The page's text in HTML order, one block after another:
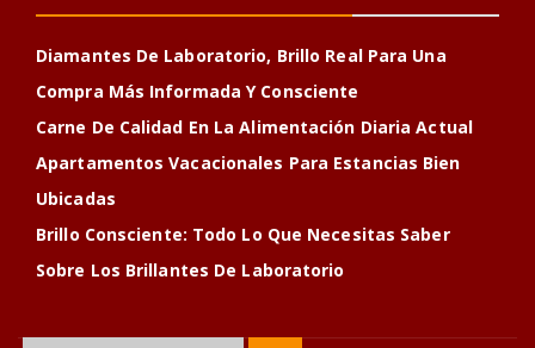
Diamantes De Laboratorio, Brillo Real Para Una
Compra Más Informada Y Consciente
Carne De Calidad En La Alimentación Diaria Actual
Apartamentos Vacacionales Para Estancias Bien
Ubicadas
Brillo Consciente: Todo Lo Que Necesitas Saber
Sobre Los Brillantes De Laboratorio